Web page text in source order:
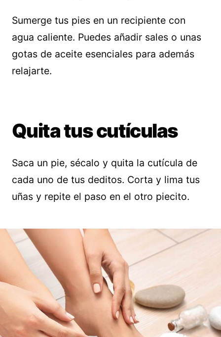
Sumerge tus pies en un recipiente con
agua caliente. Puedes añadir sales o unas
gotas de aceite esenciales para además
relajarte.
Quita tus cutículas
Saca un pie, sécalo y quita la cutícula de
cada uno de tus deditos. Corta y lima tus
uñas y repite el paso en el otro piecito.